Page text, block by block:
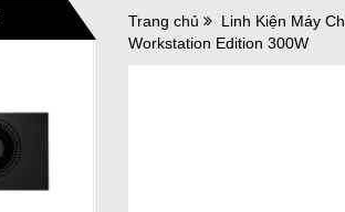
Trang chủ Linh Kiện Máy
Workstation Edition 300W